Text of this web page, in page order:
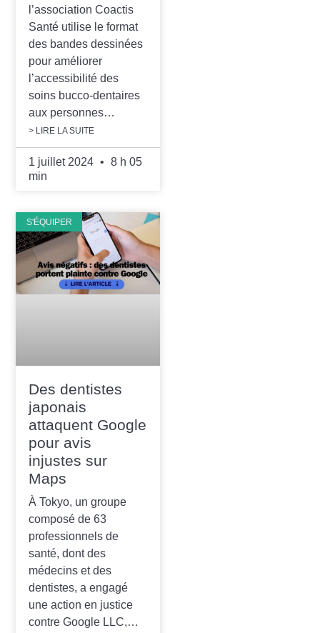
l’association Coactis
Santé utilise le format
des bandes dessinées
pour améliorer
l’accessibilité des
soins bucco-dentaires
aux personnes…
> LIRE LA SUITE
1 juillet 2024
8 h 05
min
S'ÉQUIPER
Des dentistes
japonais
attaquent Google
pour avis
injustes sur
Maps
À Tokyo, un groupe
composé de 63
professionnels de
santé, dont des
médecins et des
dentistes, a engagé
une action en justice
contre Google LLC,…